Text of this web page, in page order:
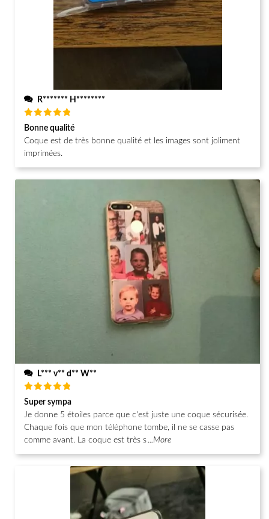
R******* H********
Note5
sur 5
Bonne qualité
Coque est de très bonne qualité et les images sont joliment
imprimées.
L*** v** d** W**
Note 5
sur 5
Super sympa
Je donne 5 étoiles parce que c'est juste une coque sécurisée.
Chaque fois que mon téléphone tombe, il ne se casse pas
comme avant. La coque est très s ...More